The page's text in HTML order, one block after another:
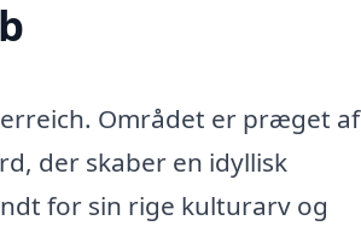
Området er præget af
der skaber en idyllisk
for sin rige kulturarv og